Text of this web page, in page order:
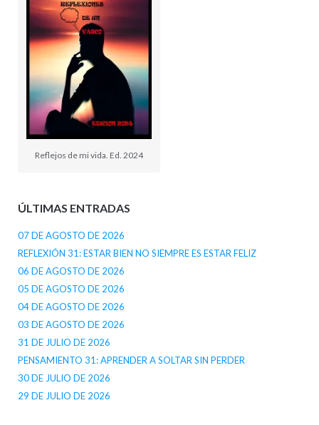
Reflejos de mi vida. Ed. 2024
ÚLTIMAS ENTRADAS
07 DE AGOSTO DE 2026
REFLEXIÓN 31: ESTAR BIEN NO SIEMPRE ES ESTAR FELIZ
06 DE AGOSTO DE 2026
05 DE AGOSTO DE 2026
04 DE AGOSTO DE 2026
03 DE AGOSTO DE 2026
31 DE JULIO DE 2026
PENSAMIENTO 31: APRENDER A SOLTAR SIN PERDER
30 DE JULIO DE 2026
29 DE JULIO DE 2026